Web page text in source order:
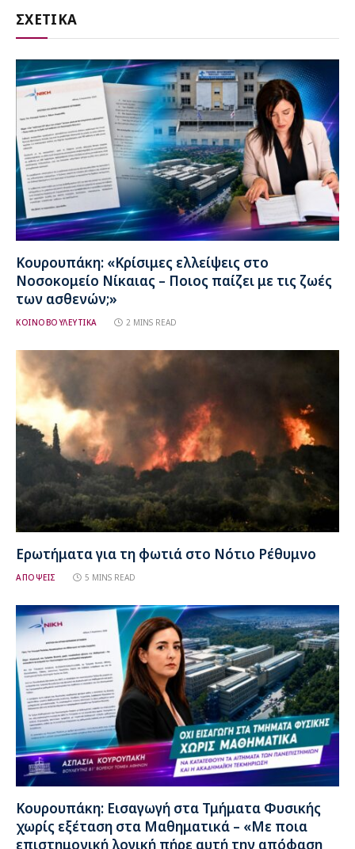
ΣΧΕΤΙΚΑ
Κουρουπάκη: «Κρίσιμες ελλείψεις στο
Νοσοκομείο Νίκαιας – Ποιος παίζει με τις ζωές
των ασθενών;»
ΚΟΙΝΟΒΟΥΛΕΥΤΙΚΑ 2 MINS READ
Ερωτήματα για τη φωτιά στο Νότιο Ρέθυμνο
ΑΠΟΨΕΙΣ 5 MINS READ
Κουρουπάκη: Εισαγωγή στα Τμήματα Φυσικής
χωρίς εξέταση στα Μαθηματικά – «Με ποια
επιστημονική λογική πήρε αυτή την απόφαση